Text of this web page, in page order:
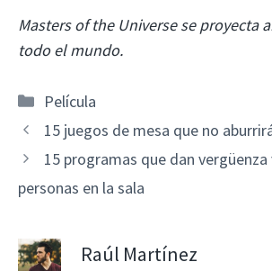
Masters of the Universe se proyecta
todo el mundo.
Categorías
Película
15 juegos de mesa que no
15 programas que dan
personas en la sala
Raúl Martínez